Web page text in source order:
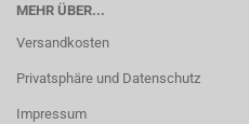
MEHR ÜBER...
Versandkosten
Privatsphäre und Datenschutz
Impressum